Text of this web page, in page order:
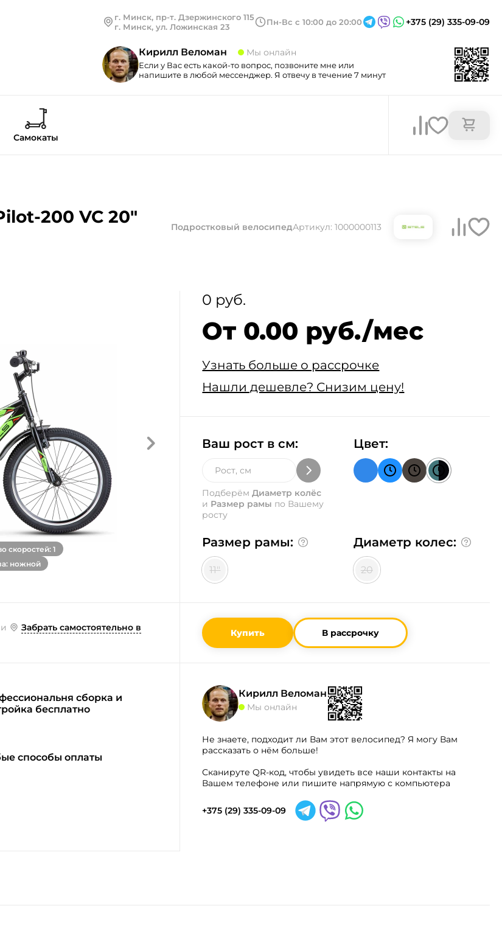
г. Минск, пр-т. Дзержинского 115
г. Минск, ул. Ложинская 23
Пн-Вс с 10:00 до 20:00 +375 (29) 335-09-09
Кирилл Веломан Мы онлайн
Если у Вас есть какой-то вопрос, позвоните мне или
напишите в любой мессенджер. Я отвечу в течение 7 минут
Самокаты
200 VC 20"
Подростковый велосипедАртикул: 1000000113
скоростей: 1
ножной
0 руб.
От 0.00 руб./мес
Узнать больше о рассрочке
Нашли дешевле? Снизим цену!
Ваш рост в см:
ПодберёмДиаметр колёс
и Размер рамы по Вашему
росту
Цвет:
Размер рамы:
11"
Диаметр колес:
20
Забрать самостоятельно в
Купить В рассрочку
сборка и
бесплатно
способы оплаты
Кирилл Веломан
Мы онлайн
Не знаете, подходит ли Вам этот велосипед? Я могу Вам
рассказать о нём больше!
Сканируте QR-код, чтобы увидеть все наши контакты на
Вашем телефоне или пишите напрямую с компьютера
+375 (29) 335-09-09